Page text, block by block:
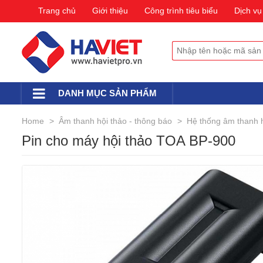
Trang chủ Giới thiệu Công trình tiêu biểu Dịch vụ
DANH MỤC SẢN PHẨM
Home Âm thanh hội thảo - thông báo Hệ thống âm thanh
Pin cho máy hội thảo TOA BP-900